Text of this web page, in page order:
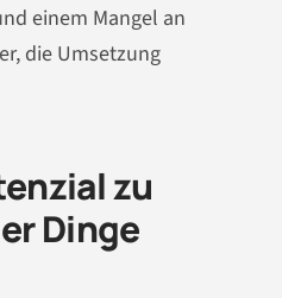
einem Mangel an
die Umsetzung
zu
Dinge